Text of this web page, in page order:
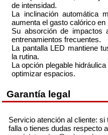
de intensidad.
La inclinación automática
aumenta el gasto calórico
Su absorción de impactos
entrenamientos frecuentes.
La pantalla LED mantiene
la rutina.
La opción plegable
optimizar espacios.
Garantía legal
Servicio atención al cliente:
falla o tienes dudas respecto